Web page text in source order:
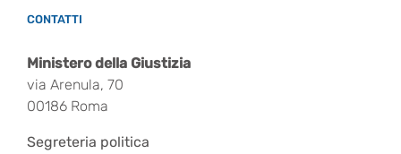
CONTATTI
Ministero della Giustizia
via Arenula, 70
00186 Roma
Segreteria politica